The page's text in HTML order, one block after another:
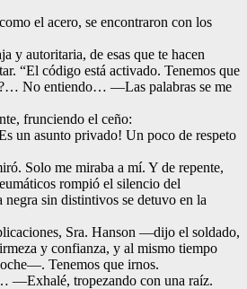
el acero, se encontraron con los
y autoritaria, de esas que te hacen
“El código está activado. Tenemos que
No entiendo… —Las palabras se me
frunciendo el ceño:
un asunto privado! Un poco de respeto
Solo me miraba a mí. Y de repente,
rompió el silencio del
negra sin distintivos se detuvo en la
Sra. Hanson —dijo el soldado,
y confianza, y al mismo tiempo
Tenemos que irnos.
tropezando con una raíz.